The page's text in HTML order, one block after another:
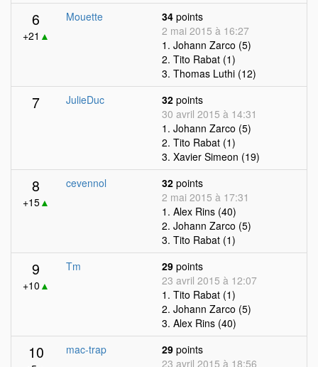
6
+21 ▲
Mouette 34 points
2 mai 2015 à 16:27
1. Johann Zarco (5)
2. Tito Rabat (1)
3. Thomas Luthi (12)
7 JulieDuc 32 points
30 avril 2015 à 14:31
1. Johann Zarco (5)
2. Tito Rabat (1)
3. Xavier Simeon (19)
8
+15▲
cevennol 32 points
2 mai 2015 à 17:31
1. Alex Rins (40)
2. Johann Zarco (5)
3. Tito Rabat (1)
9
+10 ▲
Tm 29 points
23 avril 2015 à 12:07
1. Tito Rabat (1)
2. Johann Zarco (5)
3. Alex Rins (40)
10 mac-trap 29 points
23 avril 2015 à 18:56